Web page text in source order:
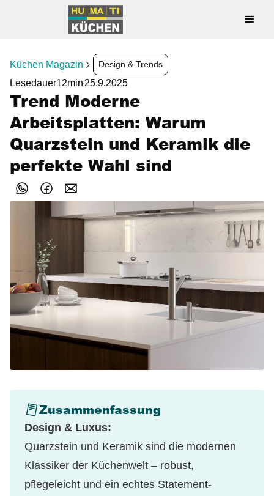
Küchen Magazin Design & Trends
Lesedauer12min 25.9.2025
Trend Moderne
Arbeitsplatten: Warum
Quarzstein und Keramik die
perfekte Wahl sind
Zusammenfassung
Design & Luxus:
Quarzstein und Keramik sind die modernen
Klassiker der Küchenwelt – robust,
pflegeleicht und ein echtes Statement-